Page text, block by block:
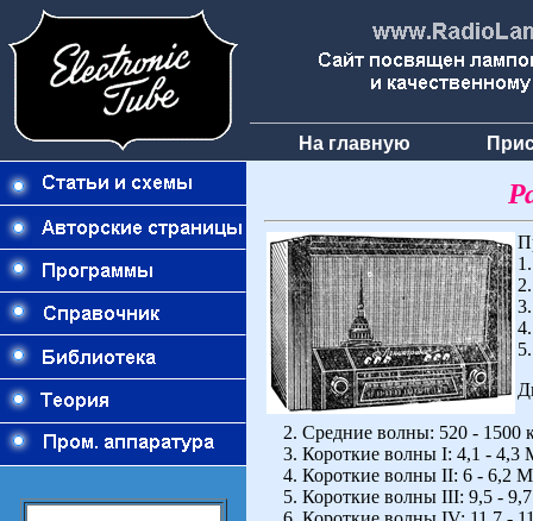
На главную
2. Средние волны: 520 - 1500
3. Короткие волны I: 4,1 - 4,3
4. Короткие волны II: 6 - 6,2
5. Короткие волны III: 9,5 -